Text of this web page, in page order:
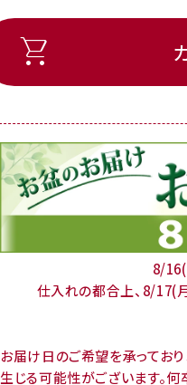
8/
仕入れの都合上、8/17(
お届け日のご希望を承ってお
生じる可能性がございます。